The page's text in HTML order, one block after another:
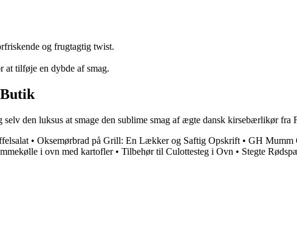
og frugtagtig twist.
tilføje en dybde af smag.
den luksus at smage den sublime smag af ægte dansk kirsebærlikør fra
• Oksemørbrad på Grill: En Lækker og Saftig Opskrift • GH Mumm
i ovn med kartofler• Tilbehør til Culottesteg i Ovn • Stegte